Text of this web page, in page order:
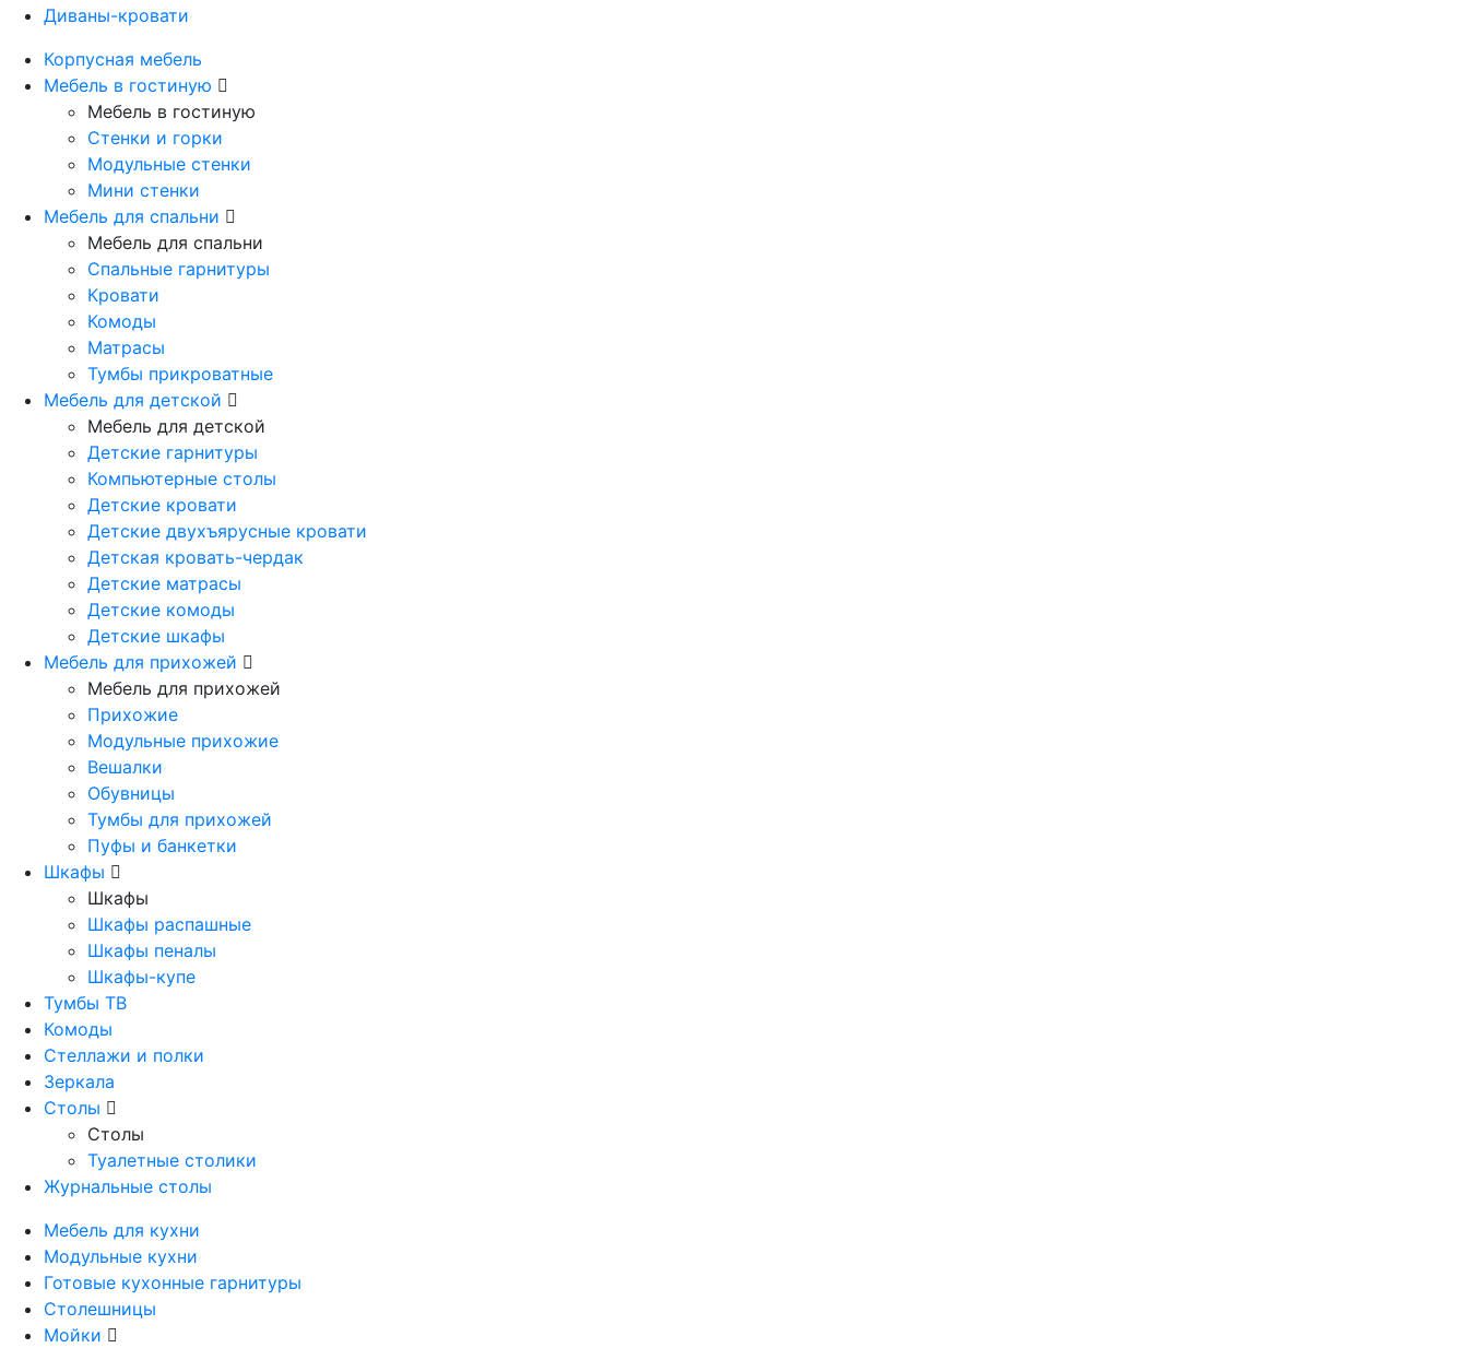
Диваны-кровати
Корпусная мебель
Мебель в гостиную
Мебель в гостиную
Стенки и горки
Модульные стенки
Мини стенки
Мебель для спальни
Мебель для спальни
Спальные гарнитуры
Кровати
Комоды
Матрасы
Тумбы прикроватные
Мебель для детской
Мебель для детской
Детские гарнитуры
Компьютерные столы
Детские кровати
Детские двухъярусные кровати
Детская кровать-чердак
Детские матрасы
Детские комоды
Детские шкафы
Мебель для прихожей
Мебель для прихожей
Прихожие
Модульные прихожие
Вешалки
Обувницы
Тумбы для прихожей
Пуфы и банкетки
Шкафы
Шкафы
Шкафы распашные
Шкафы пеналы
Шкафы-купе
Тумбы ТВ
Комоды
Стеллажи и полки
Зеркала
Столы
Столы
Туалетные столики
Журнальные столы
Мебель для кухни
Модульные кухни
Готовые кухонные гарнитуры
Столешницы
Мойки